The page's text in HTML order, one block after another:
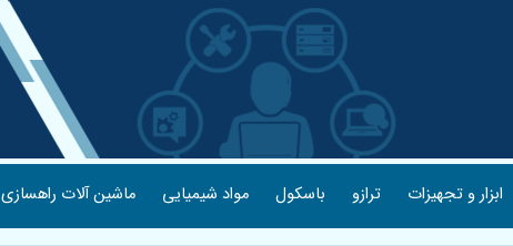
ابزار و تجهیزات ترازو باسکول مواد شیمیایی ماشین آلات راهسازی